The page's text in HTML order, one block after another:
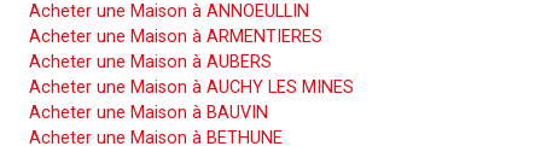
Acheter une Maison à ANNOEULLIN
Acheter une Maison à ARMENTIERES
Acheter une Maison à AUBERS
Acheter une Maison à AUCHY LES MINES
Acheter une Maison à BAUVIN
Acheter une Maison à BETHUNE